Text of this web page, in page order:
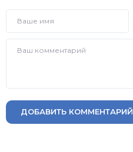
ДОБАВИТЬ КОММЕНТАРИЙ